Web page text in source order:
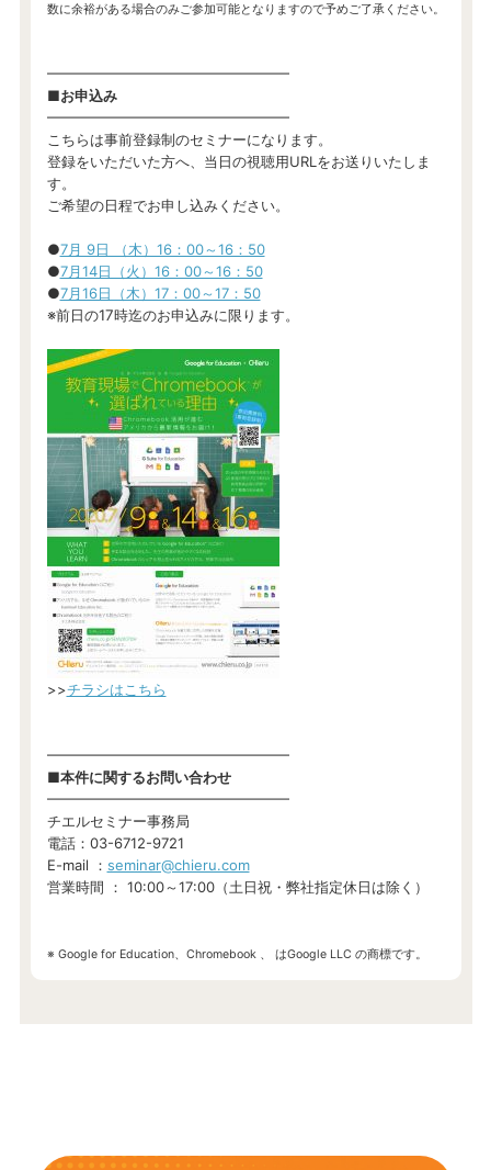
数に余裕がある場合のみご参加可能となりますので予めご了承ください。
━━━━━━━━━━━━━━━━━
■お申込み
━━━━━━━━━━━━━━━━━
こちらは事前登録制のセミナーになります。
登録をいただいた方へ、当日の視聴用URLをお送りいたしま
す。
ご希望の日程でお申し込みください。
●7月 9日 （木）16：00～16：50
●7月14日（火）16：00～16：50
●7月16日（木）17：00～17：50
※前日の17時迄のお申込みに限ります。
>>チラシはこちら
━━━━━━━━━━━━━━━━━
■本件に関するお問い合わせ
━━━━━━━━━━━━━━━━━
チエルセミナー事務局
電話：03-6712-9721
E-mail ： seminar@chieru.com
営業時間 ： 10:00～17:00（土日祝・弊社指定休日は除く）
※ Google for Education、Chromebook 、 はGoogle LLC の商標です。